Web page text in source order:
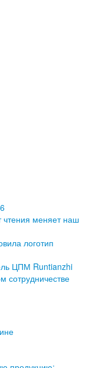
меняет наш
логотип
ЦПМ Runtianzhi
сотрудничестве